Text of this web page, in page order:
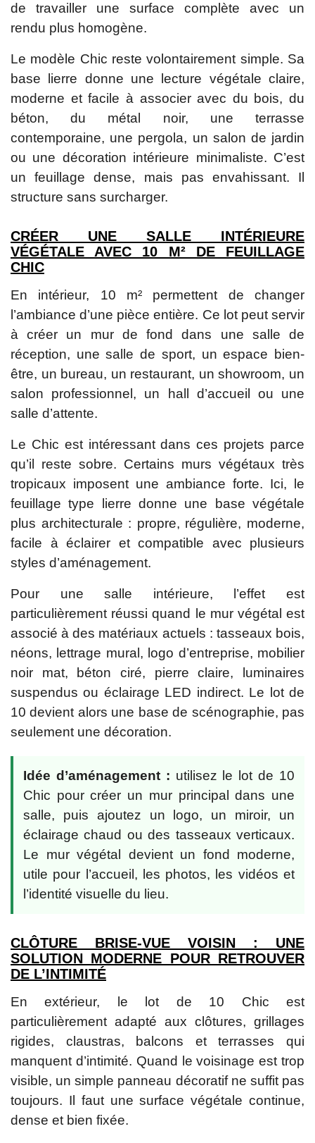
de travailler une surface complète avec un
rendu plus homogène.
Le modèle Chic reste volontairement simple. Sa
base lierre donne une lecture végétale claire,
moderne et facile à associer avec du bois, du
béton, du métal noir, une terrasse
contemporaine, une pergola, un salon de jardin
ou une décoration intérieure minimaliste. C’est
un feuillage dense, mais pas envahissant. Il
structure sans surcharger.
CRÉER UNE SALLE INTÉRIEURE
VÉGÉTALE AVEC 10 M² DE FEUILLAGE
CHIC
En intérieur, 10 m² permettent de changer
l’ambiance d’une pièce entière. Ce lot peut servir
à créer un mur de fond dans une salle de
réception, une salle de sport, un espace bien-
être, un bureau, un restaurant, un showroom, un
salon professionnel, un hall d’accueil ou une
salle d’attente.
Le Chic est intéressant dans ces projets parce
qu’il reste sobre. Certains murs végétaux très
tropicaux imposent une ambiance forte. Ici, le
feuillage type lierre donne une base végétale
plus architecturale : propre, régulière, moderne,
facile à éclairer et compatible avec plusieurs
styles d’aménagement.
Pour une salle intérieure, l’effet est
particulièrement réussi quand le mur végétal est
associé à des matériaux actuels : tasseaux bois,
néons, lettrage mural, logo d’entreprise, mobilier
noir mat, béton ciré, pierre claire, luminaires
suspendus ou éclairage LED indirect. Le lot de
10 devient alors une base de scénographie, pas
seulement une décoration.
Idée d’aménagement : utilisez le lot de 10
Chic pour créer un mur principal dans une
salle, puis ajoutez un logo, un miroir, un
éclairage chaud ou des tasseaux verticaux.
Le mur végétal devient un fond moderne,
utile pour l’accueil, les photos, les vidéos et
l’identité visuelle du lieu.
CLÔTURE BRISE-VUE VOISIN : UNE
SOLUTION MODERNE POUR RETROUVER
DE L’INTIMITÉ
En extérieur, le lot de 10 Chic est
particulièrement adapté aux clôtures, grillages
rigides, claustras, balcons et terrasses qui
manquent d’intimité. Quand le voisinage est trop
visible, un simple panneau décoratif ne suffit pas
toujours. Il faut une surface végétale continue,
dense et bien fixée.